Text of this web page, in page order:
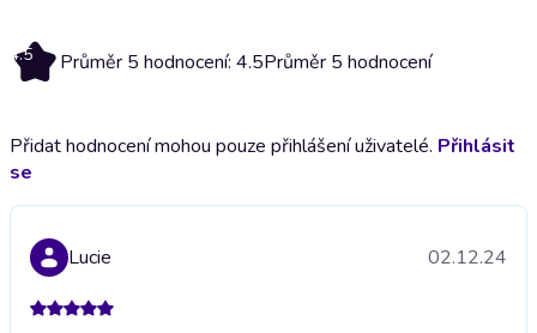
4.5 Průměr 5 hodnocení: 4.5Průměr 5 hodnocení
Přidat hodnocení mohou pouze přihlášení uživatelé. Přihlásit
se
Lucie 02.12.24